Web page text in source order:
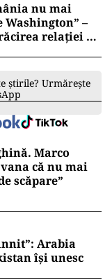
nu mai
–
relației cu
știrile? Urmărește
Marco
că nu mai
scăpare”
Arabia
își unesc